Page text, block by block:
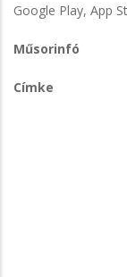
Google Play, App
Műsorinfó
Címke